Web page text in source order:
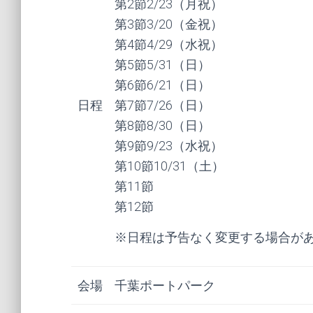
日程
第2節2/23（月祝）
第3節3/20（金祝）
第4節4/29（水祝）
第5節5/31（日）
第6節6/21（日）
第7節7/26（日）
第8節8/30（日）
第9節9/23（水祝）
第10節10/31（土）
第11節
第12節
※日程は予告なく変更する場合があ
会場 千葉ポートパーク